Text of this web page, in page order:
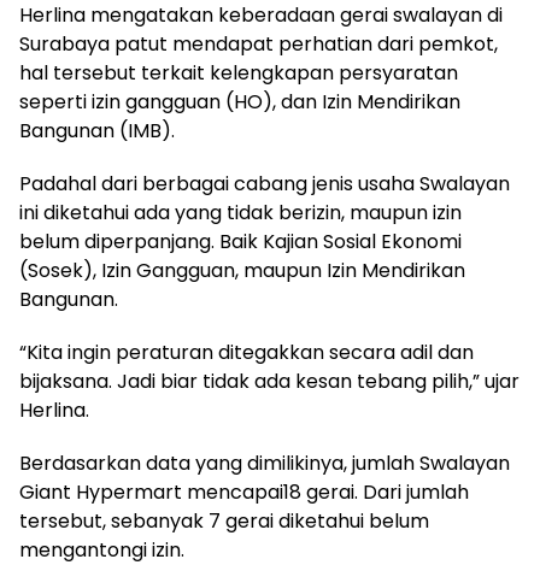
Herlina mengatakan keberadaan gerai swalayan di
Surabaya patut mendapat perhatian dari pemkot,
hal tersebut terkait kelengkapan persyaratan
seperti izin gangguan (HO), dan Izin Mendirikan
Bangunan (IMB).
Padahal dari berbagai cabang jenis usaha Swalayan
ini diketahui ada yang tidak berizin, maupun izin
belum diperpanjang. Baik Kajian Sosial Ekonomi
(Sosek), Izin Gangguan, maupun Izin Mendirikan
Bangunan.
“Kita ingin peraturan ditegakkan secara adil dan
bijaksana. Jadi biar tidak ada kesan tebang pilih,” ujar
Herlina.
Berdasarkan data yang dimilikinya, jumlah Swalayan
Giant Hypermart mencapai18 gerai. Dari jumlah
tersebut, sebanyak 7 gerai diketahui belum
mengantongi izin.